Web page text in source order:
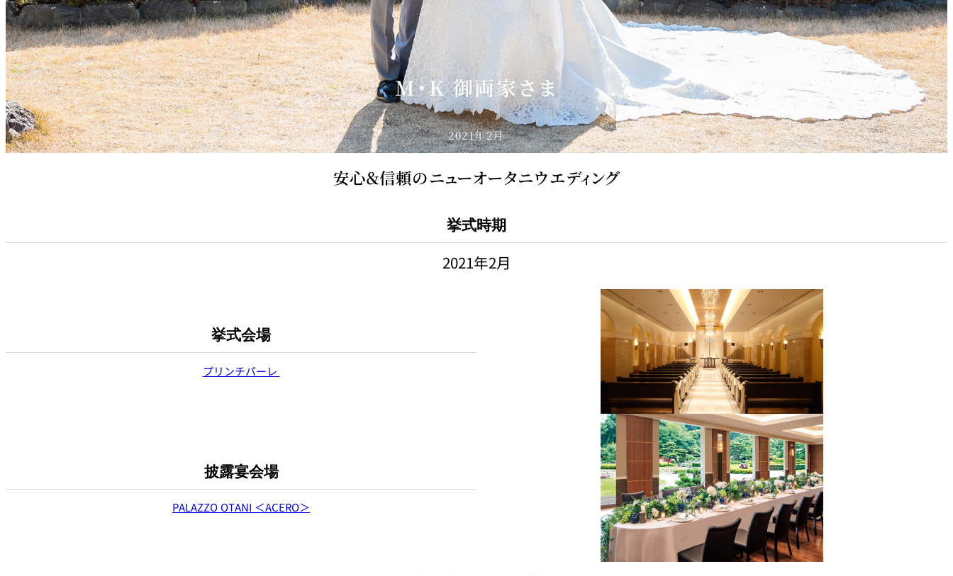
M・K 御両家さま
2021年2月
安心＆信頼のニューオータニウエディング
挙式時期
2021年2月
挙式会場
プリンチパーレ
披露宴会場
PALAZZO OTANI ＜ACERO＞